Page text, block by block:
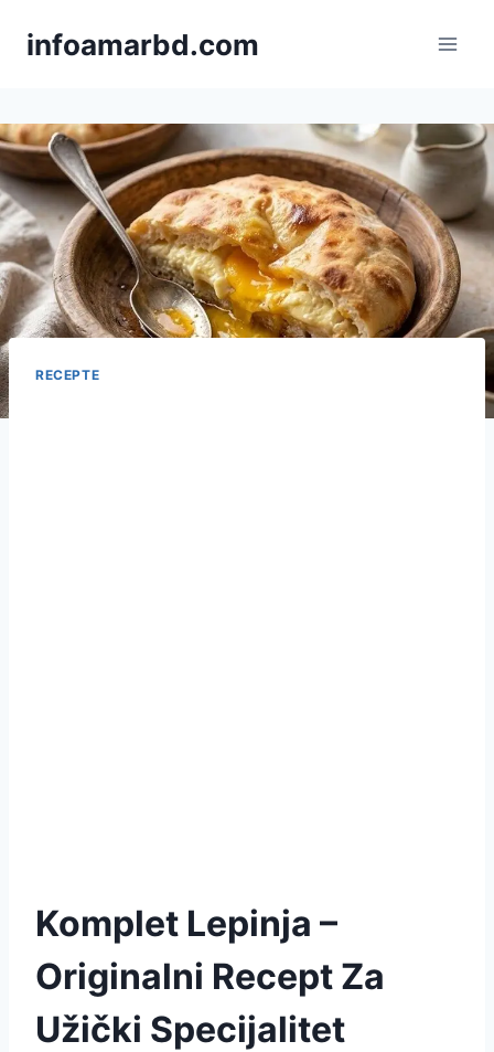
infoamarbd.com
RECEPTE
Komplet Lepinja –
Originalni Recept Za
Užički Specijalitet